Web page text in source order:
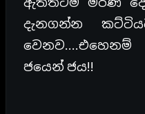
දැනගන්න
ජයෙන් ජය!!